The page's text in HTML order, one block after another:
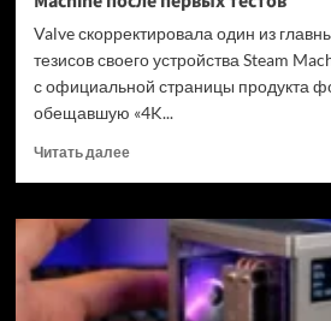
Valve скорректировала один из
тезисов своего устройства Steam
с официальной страницы продукта
обещавшую «4K...
Читать далееПрочитать
Valve
отказалась
от
обещания
4K